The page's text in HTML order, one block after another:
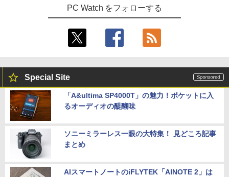
PC Watch をフォローする
Special Site
「A&ultima SP4000T」の魅力！ポケットに入
るオーディオの醍醐味
ソニーミラーレス一眼の大特集！ 見どころ記事
まとめ
AIスマートノートのiFLYTEK「AINOTE 2」は